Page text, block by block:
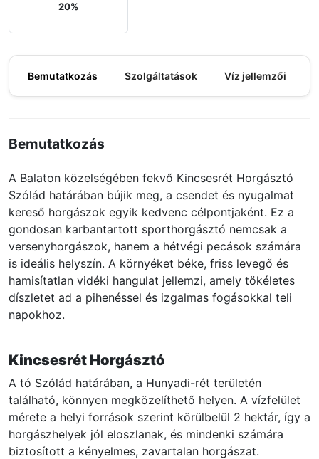
20%
Bemutatkozás Szolgáltatások Víz jellemzői
Bemutatkozás
A Balaton közelségében fekvő Kincsesrét Horgásztó
Szólád határában bújik meg, a csendet és nyugalmat
kereső horgászok egyik kedvenc célpontjaként. Ez a
gondosan karbantartott sporthorgásztó nemcsak a
versenyhorgászok, hanem a hétvégi pecások számára
is ideális helyszín. A környéket béke, friss levegő és
hamisítatlan vidéki hangulat jellemzi, amely tökéletes
díszletet ad a pihenéssel és izgalmas fogásokkal teli
napokhoz.
Kincsesrét Horgásztó
A tó Szólád határában, a Hunyadi-rét területén
található, könnyen megközelíthető helyen. A vízfelület
mérete a helyi források szerint körülbelül 2 hektár, így a
horgászhelyek jól eloszlanak, és mindenki számára
biztosított a kényelmes, zavartalan horgászat.